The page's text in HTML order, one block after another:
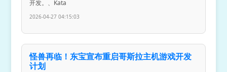
开发。、Kata
2026-04-27 04:15:03
怪兽再临！东宝宣布重启哥斯拉主机游戏开发
计划